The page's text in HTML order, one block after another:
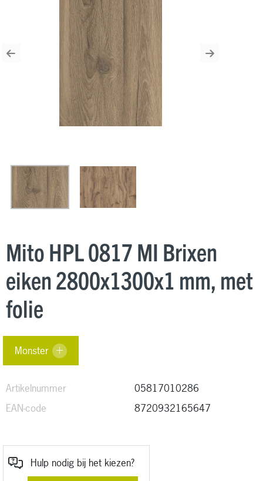
Previous Next
Mito HPL 0817 MI Brixen
eiken 2800x1300x1 mm, met
folie
Monster
Artikelnummer
05817010286
EAN-code
8720932165647
Hulp nodig bij het kiezen?